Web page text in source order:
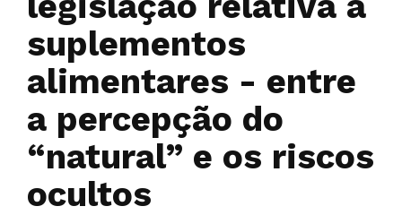
suplementos
alimentares - entre
a percepção do
“natural” e os riscos
ocultos